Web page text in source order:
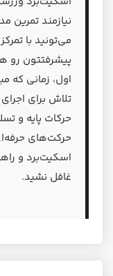
نیازمند تمرین
پیشرفتتون رو
اول، زمانی که
تلاش برای
حرکات پایه و
حرکت‌های
اسکیت‌برد و
غافل نشید.